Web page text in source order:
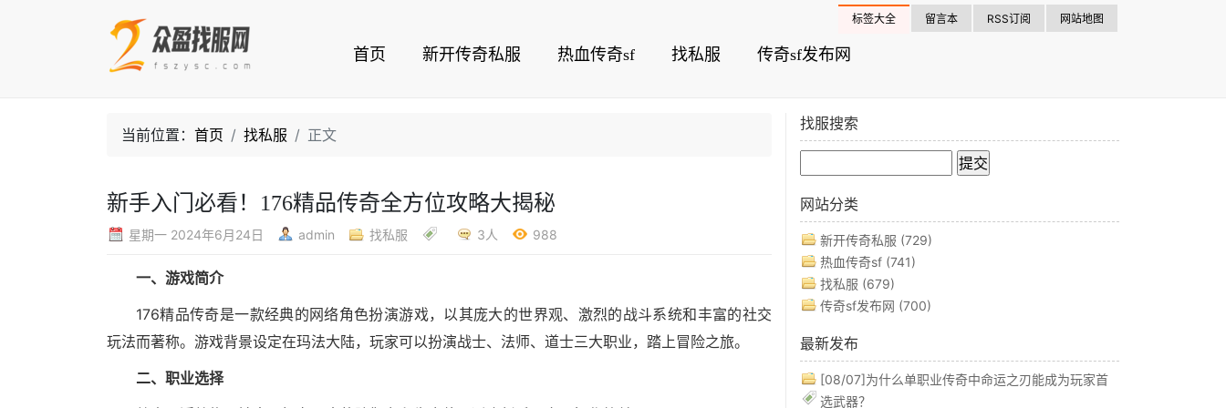
首页 新开传奇私服 热血传奇sf 找私服 传奇sf发布网
标签大全 留言本 RSS订阅 网站地图
当前位置： 首页 找私服 正文
新手入门必看！176精品传奇全方位攻略大揭秘
星期一 2024年6月24日 admin 找私服 3人 988
一、游戏简介
176精品传奇是一款经典的网络角色扮演游戏，以其庞大的世界观、激烈的战斗系统和丰富的社交
玩法而著称。游戏背景设定在玛法大陆，玩家可以扮演战士、法师、道士三大职业，踏上冒险之旅。
二、职业选择
找服搜索
网站分类
新开传奇私服 (729)
热血传奇sf (741)
找私服 (679)
传奇sf发布网 (700)
最新发布
[08/07]为什么单职业传奇中命运之刃能成为玩家首
选武器？